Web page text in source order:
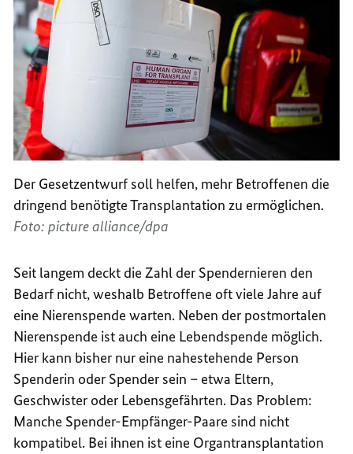
Der Gesetzentwurf soll helfen, mehr Betroffenen die
dringend benötigte Transplantation zu ermöglichen.
Foto: picture alliance/dpa
Seit langem deckt die Zahl der Spendernieren den
Bedarf nicht, weshalb Betroffene oft viele Jahre auf
eine Nierenspende warten. Neben der postmortalen
Nierenspende ist auch eine Lebendspende möglich.
Hier kann bisher nur eine nahestehende Person
Spenderin oder Spender sein – etwa Eltern,
Geschwister oder Lebensgefährten. Das Problem:
Manche Spender-Empfänger-Paare sind nicht
kompatibel. Bei ihnen ist eine Organtransplantation